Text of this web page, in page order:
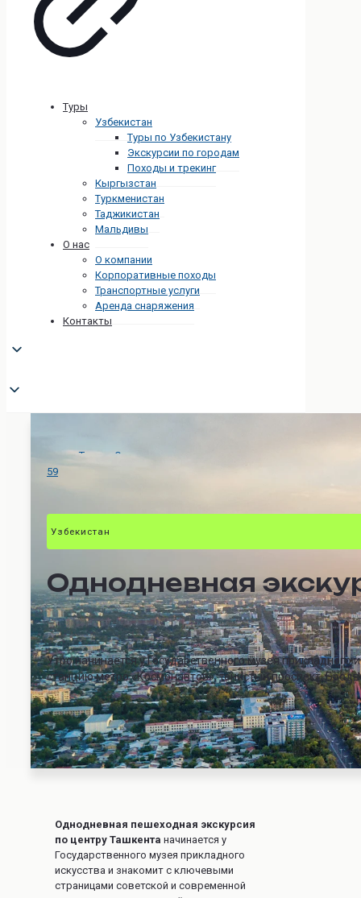
Туры
Узбекистан
Туры по Узбекистану
Экскурсии по городам
Походы и трекинг
Кыргызстан
Туркменистан
Таджикистан
Мальдивы
О нас
О компании
Корпоративные походы
Транспортные услуги
Аренда снаряжения
Контакты
Туры Однодневные экскурсии
59
Узбекистан
Однодневная
Утро начинается у Государственного музея прикладного
станцию метро «Космонавтов», тенистый проспект,
Однодневная пешеходная экскурсия
по центру Ташкента начинается у
Государственного музея прикладного
искусства и знакомит с ключевыми
страницами советской и современной